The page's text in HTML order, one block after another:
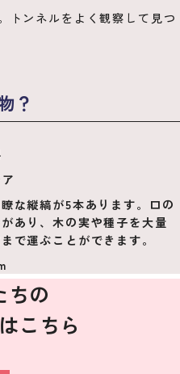
トンネルをよく観察して見つ
？
な縦縞が5本あります。口の
あり、木の実や種子を大量
で運ぶことができます。
ちの
こちら